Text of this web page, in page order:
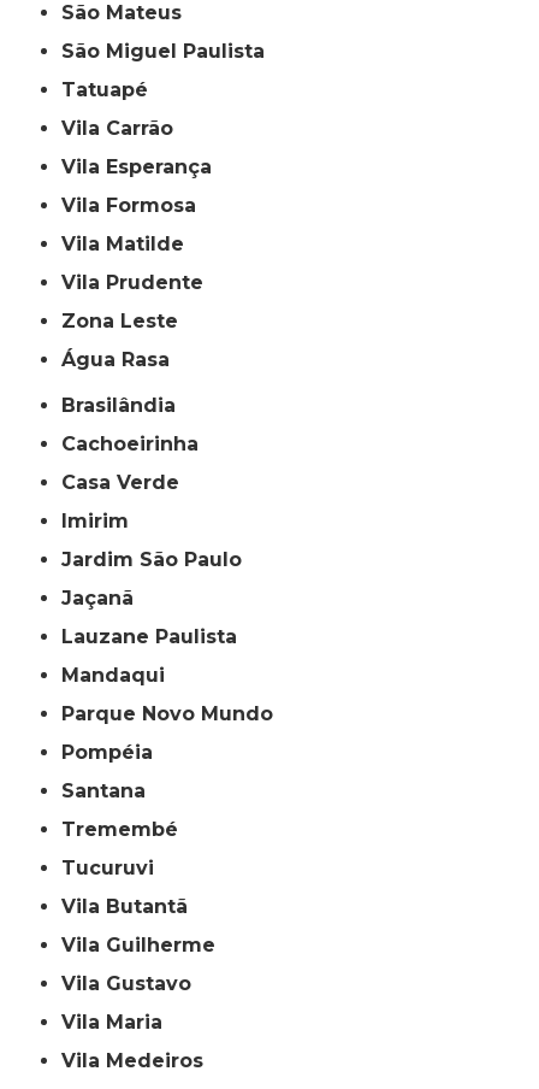
São Mateus
São Miguel Paulista
Tatuapé
Vila Carrão
Vila Esperança
Vila Formosa
Vila Matilde
Vila Prudente
Zona Leste
Água Rasa
Brasilândia
Cachoeirinha
Casa Verde
Imirim
Jardim São Paulo
Jaçanã
Lauzane Paulista
Mandaqui
Parque Novo Mundo
Pompéia
Santana
Tremembé
Tucuruvi
Vila Butantã
Vila Guilherme
Vila Gustavo
Vila Maria
Vila Medeiros